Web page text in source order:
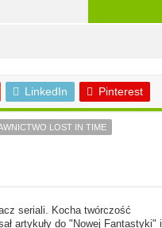
LinkedIn Pinterest
LOST IN TIME
seriali. Kocha twórczość
artykuły do "Nowej Fantastyki" i